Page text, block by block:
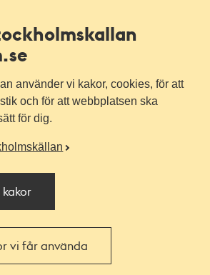
använder vi kakor, cookies, för att
och för att webbplatsen ska
för dig.
vi får använda